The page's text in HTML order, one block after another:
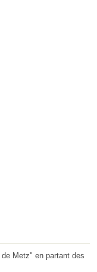
Metz" en partant des